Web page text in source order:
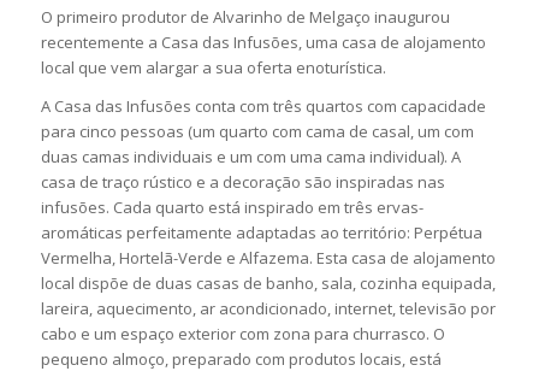
O primeiro produtor de Alvarinho de Melgaço inaugurou
recentemente a Casa das Infusões, uma casa de alojamento
local que vem alargar a sua oferta enoturística.
A Casa das Infusões conta com três quartos com capacidade
para cinco pessoas (um quarto com cama de casal, um com
duas camas individuais e um com uma cama individual). A
casa de traço rústico e a decoração são inspiradas nas
infusões. Cada quarto está inspirado em três ervas-
aromáticas perfeitamente adaptadas ao território: Perpétua
Vermelha, Hortelã-Verde e Alfazema. Esta casa de alojamento
local dispõe de duas casas de banho, sala, cozinha equipada,
lareira, aquecimento, ar acondicionado, internet, televisão por
cabo e um espaço exterior com zona para churrasco. O
pequeno almoço, preparado com produtos locais, está